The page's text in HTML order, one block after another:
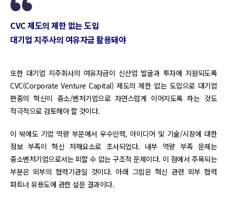
CVC 제도의 제한 없는 도입
대기업 지주사의 여유자금 활용돼야
또한 대기업 지주회사의 여유자금이 신산업 발굴과 투자에 지원되도록
CVC(Corporate Venture Capital) 제도의 제한 없는 도입으로 대기업
편중의 혁신이 중소/벤처기업으로 자연스럽게 이어지도록 하는 것도
적극적으로 검토해야 할 것이다.
이 밖에도 기업 역량 부문에서 우수인력, 아이디어 및 기술/시장에 대한
정보 부족이 혁신 저해요소로 조사되었다. 내부 역량 부족 문제는
중소벤처기업으로서는 피할 수 없는 구조적 문제이다. 이 점에서 주목되는
부분은 외부의 협력기관일 것이다. 아래 그림은 혁신 관련 외부 협력
파트너 유용도에 관한 설문 결과이다.